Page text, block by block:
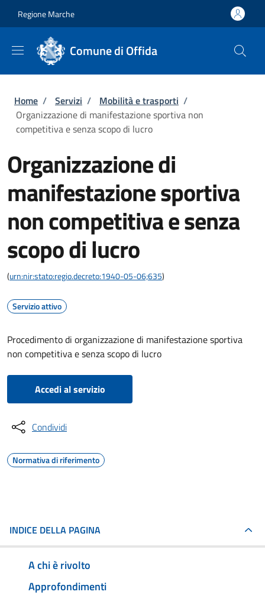
Regione Marche
Comune di Offida
Briciole di pane
Home / Servizi / Mobilità e trasporti /
Organizzazione di manifestazione sportiva non
competitiva e senza scopo di lucro
Organizzazione di
manifestazione sportiva
non competitiva e senza
scopo di lucro
(urn:nir:stato:regio.decreto:1940-05-06;635)
Servizio attivo
Procedimento di organizzazione di manifestazione sportiva
non competitiva e senza scopo di lucro
Accedi al servizio
Condividi
Normativa di riferimento
INDICE DELLA PAGINA
A chi è rivolto
Approfondimenti